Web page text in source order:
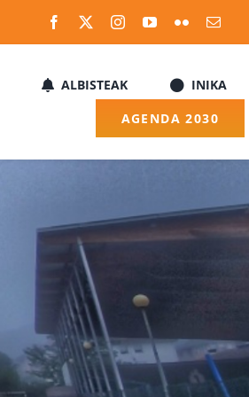
ALBISTEAK
INIKA
AGENDA 2030